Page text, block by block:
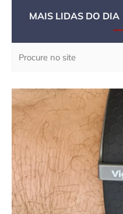
MAIS LIDAS DO DIA